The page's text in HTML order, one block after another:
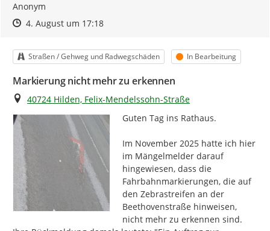
Anonym
Zeitpunkt des Erstellens
Zeitpunkt des Erstellens
4. August um 17:18Zur Äußerung
Kategorie
Straßen / Gehweg und Radwegschäden Status
In Bearbeitung
Markierung nicht mehr zu erkennen
Ort
40724 Hilden, Felix-Mendelssohn-Straße
Guten Tag ins Rathaus.
Im November 2025 hatte ich hier
im Mängelmelder darauf
hingewiesen, dass die
Fahrbahnmarkierungen, die auf
den Zebrastreifen an der
Beethovenstraße hinweisen,
nicht mehr zu erkennen sind.